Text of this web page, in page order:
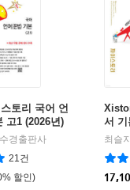
토리 국어 언
고1 (2026년)
수경출판사
21건
할인)
서 기
최슬